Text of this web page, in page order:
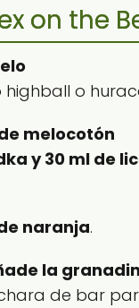
on the
highball o
melocotón
y 30 ml de
naranja.
la
de bar